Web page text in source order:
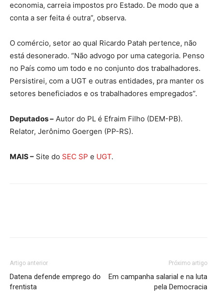
economia, carreia impostos pro Estado. De modo que a
conta a ser feita é outra”, observa.
O comércio, setor ao qual Ricardo Patah pertence, não
está desonerado. “Não advogo por uma categoria. Penso
no País como um todo e no conjunto dos trabalhadores.
Persistirei, com a UGT e outras entidades, pra manter os
setores beneficiados e os trabalhadores empregados”.
Deputados – Autor do PL é Efraim Filho (DEM-PB).
Relator, Jerônimo Goergen (PP-RS).
MAIS – Site do SEC SP e UGT.
Artigo anterior
Datena defende emprego do
frentista
Próximo artigo
Em campanha salarial e na luta
pela Democracia